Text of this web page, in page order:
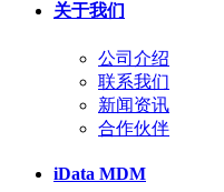
关于我们
公司介绍
联系我们
新闻资讯
合作伙伴
iData MDM